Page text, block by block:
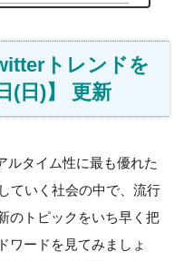
トレンドを
(日)】 更新
ルタイム性に最も優れた
ていく社会の中で、流行
のトピックをいち早く把
ワードを見てみましょ